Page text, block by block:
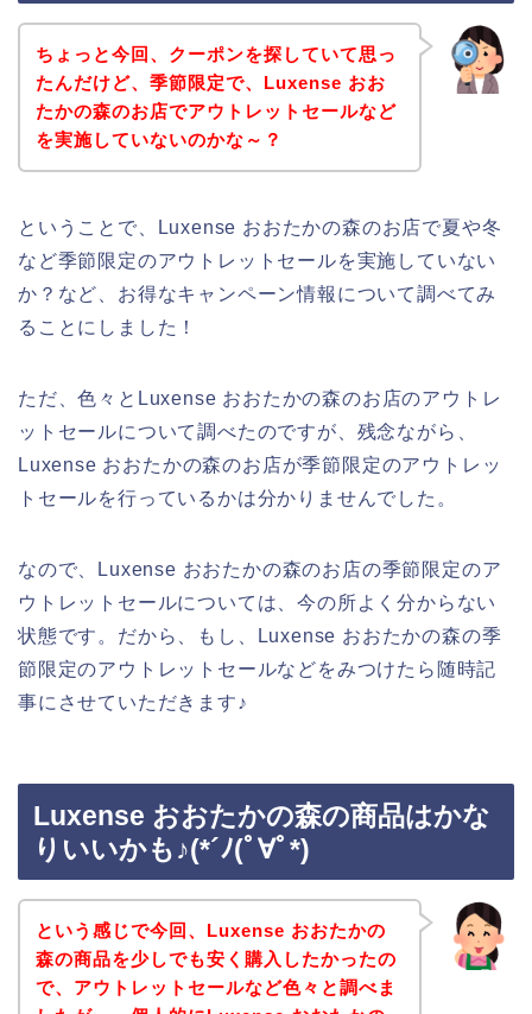
ちょっと今回、クーポンを探していて思っ
たんだけど、季節限定で、Luxense おお
たかの森のお店でアウトレットセールなど
を実施していないのかな～？
ということで、Luxense おおたかの森のお店で夏や冬
など季節限定のアウトレットセールを実施していない
か？など、お得なキャンペーン情報について調べてみ
ることにしました！
ただ、色々とLuxense おおたかの森のお店のアウトレ
ットセールについて調べたのですが、残念ながら、
Luxense おおたかの森のお店が季節限定のアウトレッ
トセールを行っているかは分かりませんでした。
なので、Luxense おおたかの森のお店の季節限定のア
ウトレットセールについては、今の所よく分からない
状態です。だから、もし、Luxense おおたかの森の季
節限定のアウトレットセールなどをみつけたら随時記
事にさせていただきます♪
Luxense おおたかの森の商品はかな
りいいかも♪(*´ﾉ(ﾟ∀ﾟ*)
という感じで今回、Luxense おおたかの
森の商品を少しでも安く購入したかったの
で、アウトレットセールなど色々と調べま